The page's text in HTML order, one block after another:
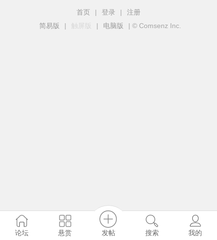
首页 | 登录 |
注册
简易版
| 触屏版 | 电脑版 | © Comsenz Inc.
论坛 悬赏 发帖 搜索 我的